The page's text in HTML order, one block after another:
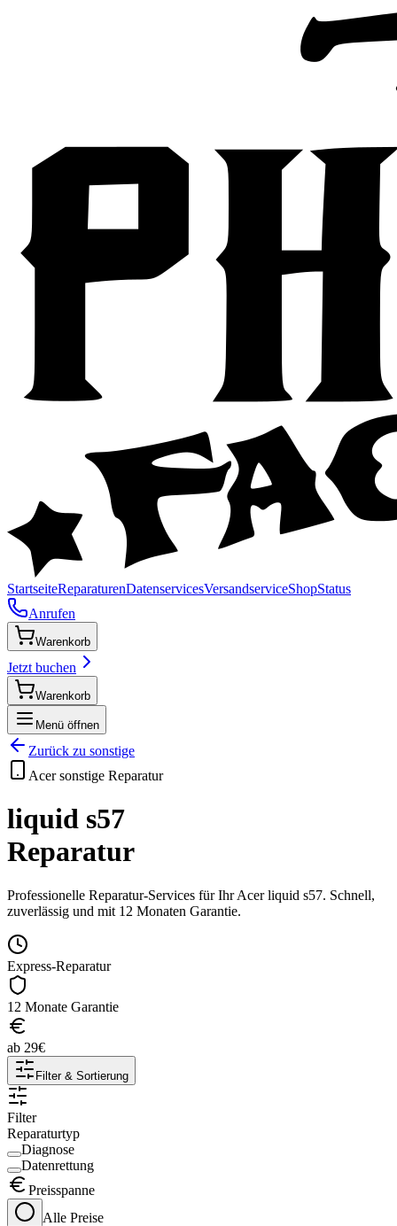
StartseiteReparaturenDatenservicesVersandserviceShopStatus
Anrufen
Warenkorb
Jetzt buchen
Warenkorb
Menü öffnen
Zurück zu sonstige
Acer sonstige Reparatur
liquid s57
Reparatur
Professionelle Reparatur-Services für IhrAcer liquid s57. Schnell,
zuverlässig und mit 12 Monaten Garantie.
Express-Reparatur
12 Monate Garantie
ab 29€
Filter & Sortierung
Filter
Reparaturtyp
Diagnose
Datenrettung
Preisspanne
Alle Preise